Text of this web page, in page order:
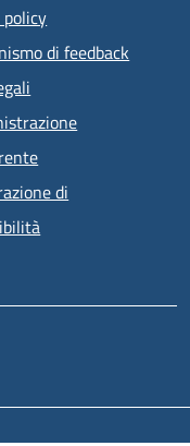
policy
di feedback
di